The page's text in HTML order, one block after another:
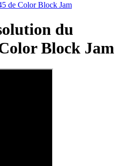
de Color Block Jam
du
Block Jam